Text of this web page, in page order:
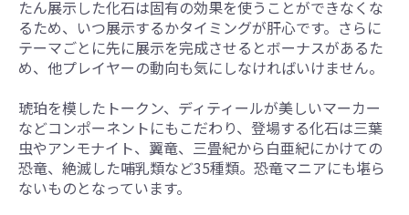
たん展示した化石は固有の効果を使うことができなくな
るため、いつ展示するかタイミングが肝心です。さらに
テーマごとに先に展示を完成させるとボーナスがあるた
め、他プレイヤーの動向も気にしなければいけません。
琥珀を模したトークン、ディティールが美しいマーカー
などコンポーネントにもこだわり、登場する化石は三葉
虫やアンモナイト、翼竜、三畳紀から白亜紀にかけての
恐竜、絶滅した哺乳類など35種類。恐竜マニアにも堪ら
ないものとなっています。